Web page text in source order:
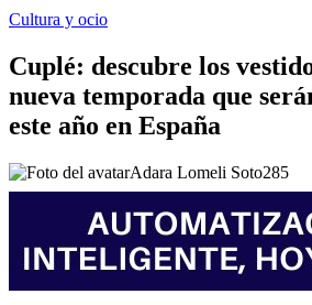
Cultura y ocio
Cuplé: descubre los
nueva temporada que
este año en España
Adara Lomeli Soto285